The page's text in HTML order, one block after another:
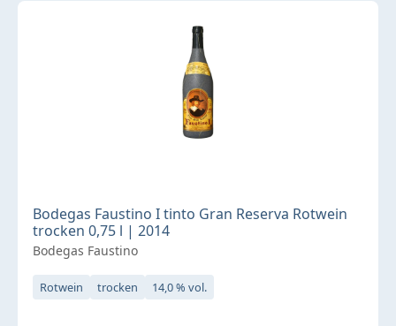
Bodegas Faustino I tinto Gran Reserva Rotwein
trocken 0,75 l | 2014
Bodegas Faustino
Rotwein trocken 14,0 % vol.